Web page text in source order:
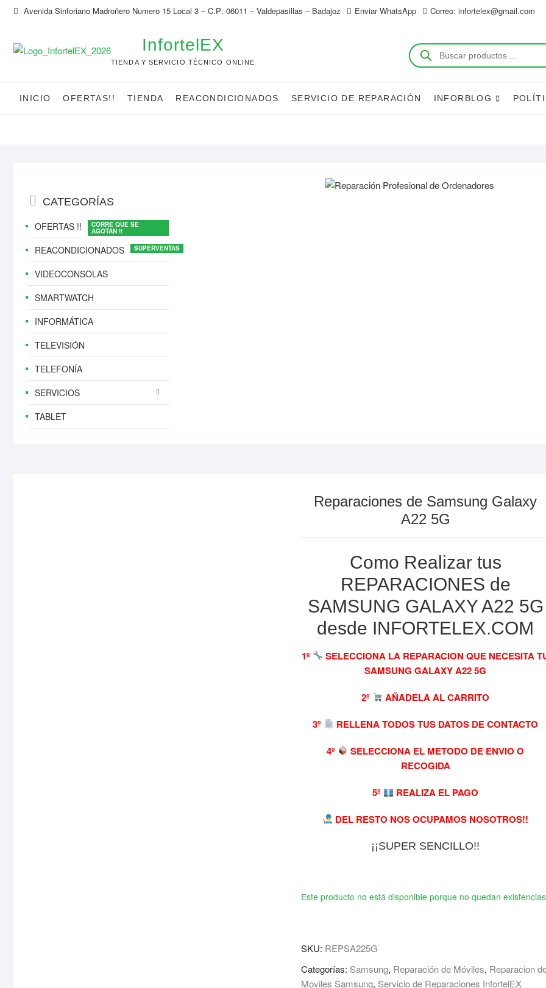
Saltar Avenida Sinforiano Madroñero Numero 15 Local 3 – C.P: 06011 – Valdepasillas – Badajoz Enviar WhatsApp Correo: infortelex@gmail.com
InfortelEX
TIENDA Y SERVICIO TÉCNICO ONLINE
Búsqueda
de
productos
INICIO OFERTAS!! TIENDA REACONDICIONADOS SERVICIO DE REPARACIÓN INFORBLOG
Menú
catálogo
CATEGORÍAS
OFERTAS !!
REACONDICIONADOS
VIDEOCONSOLAS
SMARTWATCH
INFORMÁTICA
TELEVISIÓN
TELEFONÍA
SERVICIOS
TABLET
Reparaciones de Samsung Galaxy
A22 5G
Como Realizar tus
REPARACIONES de
SAMSUNG GALAXY A22 5G
desde INFORTELEX.COM
1º
SELECCIONA LA REPARACION QUE NECESITA
SAMSUNG GALAXY A22 5G
2º
AÑADELA AL CARRITO
3º
RELLENA TODOS TUS DATOS DE CONTACTO
4º
SELECCIONA EL METODO DE ENVIO O
RECOGIDA
5º
REALIZA EL PAGO
DEL RESTO NOS OCUPAMOS NOSOTROS!!
¡¡SUPER SENCILLO!!
Este producto no está disponible porque no quedan
SKU: REPSA225G
Categorías: Samsung, Reparación de Móviles, Reparacion
Moviles Samsung, Servicio de Reparaciones InfortelEX